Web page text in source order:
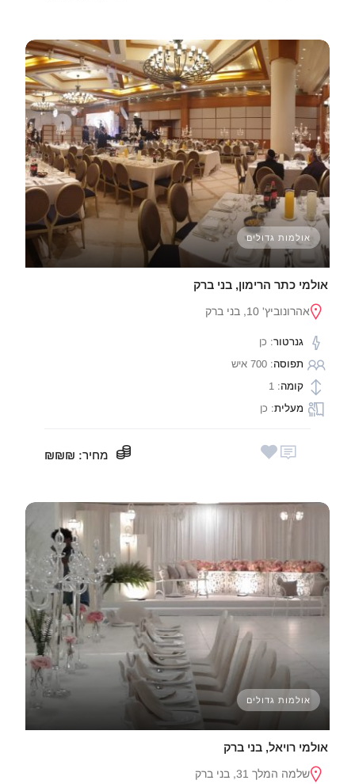
אולמות גדולים
אולמי כתר הרימון, בני ברק
אהרונוביץ' 10, בני ברק
גנרטור: כן
תפוסה: 700 איש
קומה: 1
מעלית: כן
מחיר: ₪₪₪
אולמות גדולים
אולמי רויאל, בני ברק
שלמה המלך 31, בני ברק